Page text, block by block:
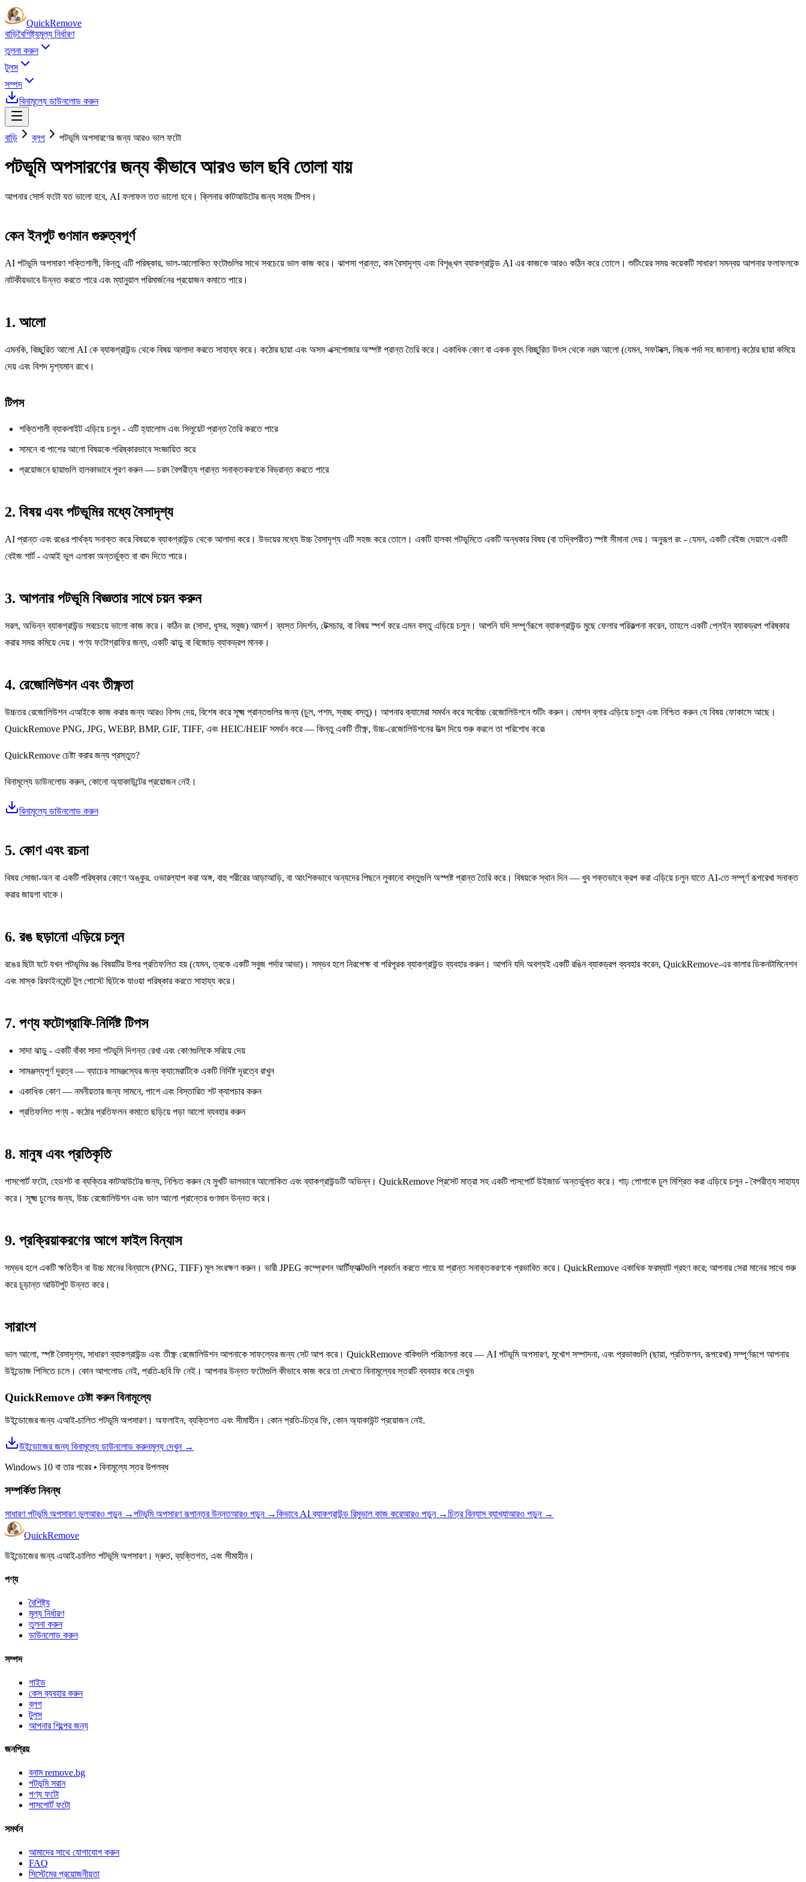
QuickRemove
বাড়িবৈশিষ্ট্যমূল্য নির্ধারণ
তুলনা করুন
টুলস
সম্পদ
বিনামূল্যে ডাউনলোড করুন
বাড়ি ব্লগ পটভূমি অপসারণের জন্য আরও ভাল ফটো
পটভূমি অপসারণের জন্য কীভাবে আরও ভাল ছবি তোলা যায়
আপনার সোর্স ফটো যত ভালো হবে, AI ফলাফল তত ভালো হবে। ক্লিনার কাটআউটের জন্য সহজ টিপস।
কেন ইনপুট গুণমান গুরুত্বপূর্ণ
AI পটভূমি অপসারণ শক্তিশালী, কিন্তু এটি পরিষ্কার, ভাল-আলোকিত ফটোগুলির সাথে সবচেয়ে ভাল কাজ করে। ঝাপসা প্রান্ত, কম বৈসাদৃশ্য এবং বিশৃঙ্খল ব্যাকগ্রাউন্ড AI এর কাজকে আরও কঠিন করে তোলে। শুটিংয়ের সময় কয়েকটি সাধারণ সমন্বয় আপনার ফলাফলকে
নাটকীয়ভাবে উন্নত করতে পারে এবং ম্যানুয়াল পরিমার্জনের প্রয়োজন কমাতে পারে।
1. আলো
এমনকি, বিচ্ছুরিত আলো AI কে ব্যাকগ্রাউন্ড থেকে বিষয় আলাদা করতে সাহায্য করে। কঠোর ছায়া এবং অসম এক্সপোজার অস্পষ্ট প্রান্ত তৈরি করে। একাধিক কোণ বা একক বৃহৎ বিচ্ছুরিত উৎস থেকে নরম আলো (যেমন, সফটবক্স, নিছক পর্দা সহ জানালা) কঠোর ছায়া কমিয়ে
দেয় এবং বিশদ দৃশ্যমান রাখে।
টিপস
শক্তিশালী ব্যাকলাইট এড়িয়ে চলুন - এটি হ্যালোস এবং সিলুয়েট প্রান্ত তৈরি করতে পারে
সামনে বা পাশের আলো বিষয়কে পরিষ্কারভাবে সংজ্ঞায়িত করে
প্রয়োজনে ছায়াগুলি হালকাভাবে পূরণ করুন — চরম বৈপরীত্য প্রান্ত সনাক্তকরণকে বিভ্রান্ত করতে পারে
2. বিষয় এবং পটভূমির মধ্যে বৈসাদৃশ্য
AI প্রান্ত এবং রঙের পার্থক্য সনাক্ত করে বিষয়কে ব্যাকগ্রাউন্ড থেকে আলাদা করে। উভয়ের মধ্যে উচ্চ বৈসাদৃশ্য এটি সহজ করে তোলে। একটি হালকা পটভূমিতে একটি অন্ধকার বিষয় (বা তদ্বিপরীত) স্পষ্ট সীমানা দেয়। অনুরূপ রং - যেমন, একটি বেইজ দেয়ালে একটি
বেইজ শার্ট - এআই ভুল এলাকা অন্তর্ভুক্ত বা বাদ দিতে পারে।
3. আপনার পটভূমি বিজ্ঞতার সাথে চয়ন করুন
সরল, অভিন্ন ব্যাকগ্রাউন্ড সবচেয়ে ভালো কাজ করে। কঠিন রং (সাদা, ধূসর, সবুজ) আদর্শ। ব্যস্ত নিদর্শন, টেক্সচার, বা বিষয় স্পর্শ করে এমন বস্তু এড়িয়ে চলুন। আপনি যদি সম্পূর্ণরূপে ব্যাকগ্রাউন্ড মুছে ফেলার পরিকল্পনা করেন, তাহলে একটি প্লেইন ব্যাকড্রপ পরিষ্কার
করার সময় কমিয়ে দেয়। পণ্য ফটোগ্রাফির জন্য, একটি ঝাড়ু বা বিজোড় ব্যাকড্রপ মানক।
4. রেজোলিউশন এবং তীক্ষ্ণতা
উচ্চতর রেজোলিউশন এআইকে কাজ করার জন্য আরও বিশদ দেয়, বিশেষ করে সূক্ষ্ম প্রান্তগুলির জন্য (চুল, পশম, স্বচ্ছ বস্তু)। আপনার ক্যামেরা সমর্থন করে সর্বোচ্চ রেজোলিউশনে শুটিং করুন। মোশন ব্লার এড়িয়ে চলুন এবং নিশ্চিত করুন যে বিষয় ফোকাসে আছে।
QuickRemove PNG, JPG, WEBP, BMP, GIF, TIFF, এবং HEIC/HEIF সমর্থন করে — কিন্তু একটি তীক্ষ্ণ, উচ্চ-রেজোলিউশনের উত্স দিয়ে শুরু করলে তা পরিশোধ করে৷
QuickRemove চেষ্টা করার জন্য প্রস্তুত?
বিনামূল্যে ডাউনলোড করুন, কোনো অ্যাকাউন্টের প্রয়োজন নেই।
বিনামূল্যে ডাউনলোড করুন
5. কোণ এবং রচনা
বিষয় সোজা-অন বা একটি পরিষ্কার কোণে অঙ্কুর. ওভারল্যাপ করা অঙ্গ, বাহু শরীরের আড়াআড়ি, বা আংশিকভাবে অন্যদের পিছনে লুকানো বস্তুগুলি অস্পষ্ট প্রান্ত তৈরি করে। বিষয়কে স্থান দিন — খুব শক্তভাবে ক্রপ করা এড়িয়ে চলুন যাতে AI-তে সম্পূর্ণ রূপরেখা সনাক্ত
করার জায়গা থাকে।
6. রঙ ছড়ানো এড়িয়ে চলুন
রঙের ছিটা ঘটে যখন পটভূমির রঙ বিষয়টির উপর প্রতিফলিত হয় (যেমন, ত্বকে একটি সবুজ পর্দার আভা)। সম্ভব হলে নিরপেক্ষ বা পরিপূরক ব্যাকগ্রাউন্ড ব্যবহার করুন। আপনি যদি অবশ্যই একটি রঙিন ব্যাকড্রপ ব্যবহার করেন, QuickRemove-এর কালার ডিকনটামিনেশন
এবং মাস্ক রিফাইনমেন্ট টুল পোস্টে ছিটকে যাওয়া পরিষ্কার করতে সাহায্য করে।
7. পণ্য ফটোগ্রাফি-নির্দিষ্ট টিপস
সাদা ঝাড়ু - একটি বাঁকা সাদা পটভূমি দিগন্ত রেখা এবং কোণগুলিকে সরিয়ে দেয়
সামঞ্জস্যপূর্ণ দূরত্ব — ব্যাচের সামঞ্জস্যের জন্য ক্যামেরাটিকে একটি নির্দিষ্ট দূরত্বে রাখুন
একাধিক কোণ — নমনীয়তার জন্য সামনে, পাশে এবং বিস্তারিত শট ক্যাপচার করুন
প্রতিফলিত পণ্য - কঠোর প্রতিফলন কমাতে ছড়িয়ে পড়া আলো ব্যবহার করুন
8. মানুষ এবং প্রতিকৃতি
পাসপোর্ট ফটো, হেডশট বা ব্যক্তির কাটআউটের জন্য, নিশ্চিত করুন যে মুখটি ভালভাবে আলোকিত এবং ব্যাকগ্রাউন্ডটি অভিন্ন। QuickRemove প্রিসেট মাত্রা সহ একটি পাসপোর্ট উইজার্ড অন্তর্ভুক্ত করে। গাঢ় পোশাকে চুল মিশ্রিত করা এড়িয়ে চলুন - বৈপরীত্য সাহায্য
করে। সূক্ষ্ম চুলের জন্য, উচ্চ রেজোলিউশন এবং ভাল আলো প্রান্তের গুণমান উন্নত করে।
9. প্রক্রিয়াকরণের আগে ফাইল বিন্যাস
সম্ভব হলে একটি ক্ষতিহীন বা উচ্চ মানের বিন্যাসে (PNG, TIFF) মূল সংরক্ষণ করুন। ভারী JPEG কম্প্রেশন আর্টিফ্যাক্টগুলি প্রবর্তন করতে পারে যা প্রান্ত সনাক্তকরণকে প্রভাবিত করে। QuickRemove একাধিক ফরম্যাট গ্রহণ করে; আপনার সেরা মানের সাথে শুরু
করে চূড়ান্ত আউটপুট উন্নত করে।
সারাংশ
ভাল আলো, স্পষ্ট বৈসাদৃশ্য, সাধারণ ব্যাকগ্রাউন্ড এবং তীক্ষ্ণ রেজোলিউশন আপনাকে সাফল্যের জন্য সেট আপ করে। QuickRemove বাকিগুলি পরিচালনা করে — AI পটভূমি অপসারণ, মুখোশ সম্পাদনা, এবং প্রভাবগুলি (ছায়া, প্রতিফলন, রূপরেখা) সম্পূর্ণরূপে আপনার
উইন্ডোজ পিসিতে চলে। কোন আপলোড নেই, প্রতি-ছবি ফি নেই। আপনার উন্নত ফটোগুলি কীভাবে কাজ করে তা দেখতে বিনামূল্যের স্তরটি ব্যবহার করে দেখুন৷
QuickRemove চেষ্টা করুন বিনামূল্যে
উইন্ডোজের জন্য এআই-চালিত পটভূমি অপসারণ। অফলাইন, ব্যক্তিগত এবং সীমাহীন। কোন প্রতি-চিত্র ফি, কোন অ্যাকাউন্ট প্রয়োজন নেই.
উইন্ডোজের জন্য বিনামূল্যে ডাউনলোড করুনমূল্য দেখুন→
Windows 10 বা তার পরের• বিনামূল্যে স্তর উপলব্ধ
সম্পর্কিত নিবন্ধ
সাধারণ পটভূমি অপসারণ ভুলআরও পড়ুন→পটভূমি অপসারণ রূপান্তর উন্নতআরও পড়ুন→কিভাবে AI ব্যাকগ্রাউন্ড রিমুভাল কাজ করেআরও পড়ুন→চিত্র বিন্যাস ব্যাখ্যাআরও পড়ুন→
QuickRemove
উইন্ডোজের জন্য এআই-চালিত পটভূমি অপসারণ। দ্রুত, ব্যক্তিগত, এবং সীমাহীন।
পণ্য
বৈশিষ্ট্য
মূল্য নির্ধারণ
তুলনা করুন
ডাউনলোড করুন
সম্পদ
গাইড
কেস ব্যবহার করুন
ব্লগ
টুলস
আপনার শিল্পের জন্য
জনপ্রিয়
বনাম remove.bg
পটভূমি সরান
পণ্য ফটো
পাসপোর্ট ফটো
সমর্থন
আমাদের সাথে যোগাযোগ করুন
FAQ
সিস্টেমের প্রয়োজনীয়তা